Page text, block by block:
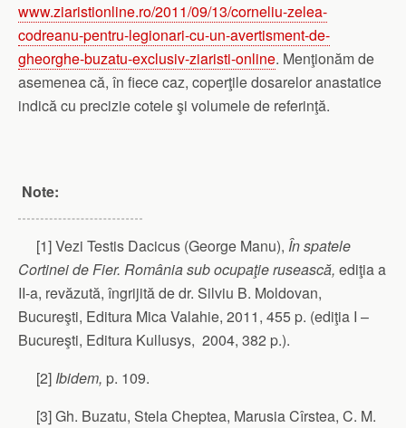
www.ziaristionline.ro/2011/09/13/corneliu-zelea-
codreanu-pentru-legionari-cu-un-avertisment-de-
gheorghe-buzatu-exclusiv-ziaristi-online. Menţionăm de
asemenea că, în fiece caz, coperţile dosarelor anastatice
indică cu precizie cotele şi volumele de referinţă.
Note:
[1] Vezi Testis Dacicus (George Manu), În spatele
Cortinei de Fier. România sub ocupaţie rusească, ediţia a
II-a, revăzută, îngrijită de dr. Silviu B. Moldovan,
Bucureşti, Editura Mica Valahie, 2011, 455 p. (ediţia I –
Bucureşti, Editura Kullusys, 2004, 382 p.).
[2] Ibidem, p. 109.
[3] Gh. Buzatu, Stela Cheptea, Marusia Cîrstea, C. M.